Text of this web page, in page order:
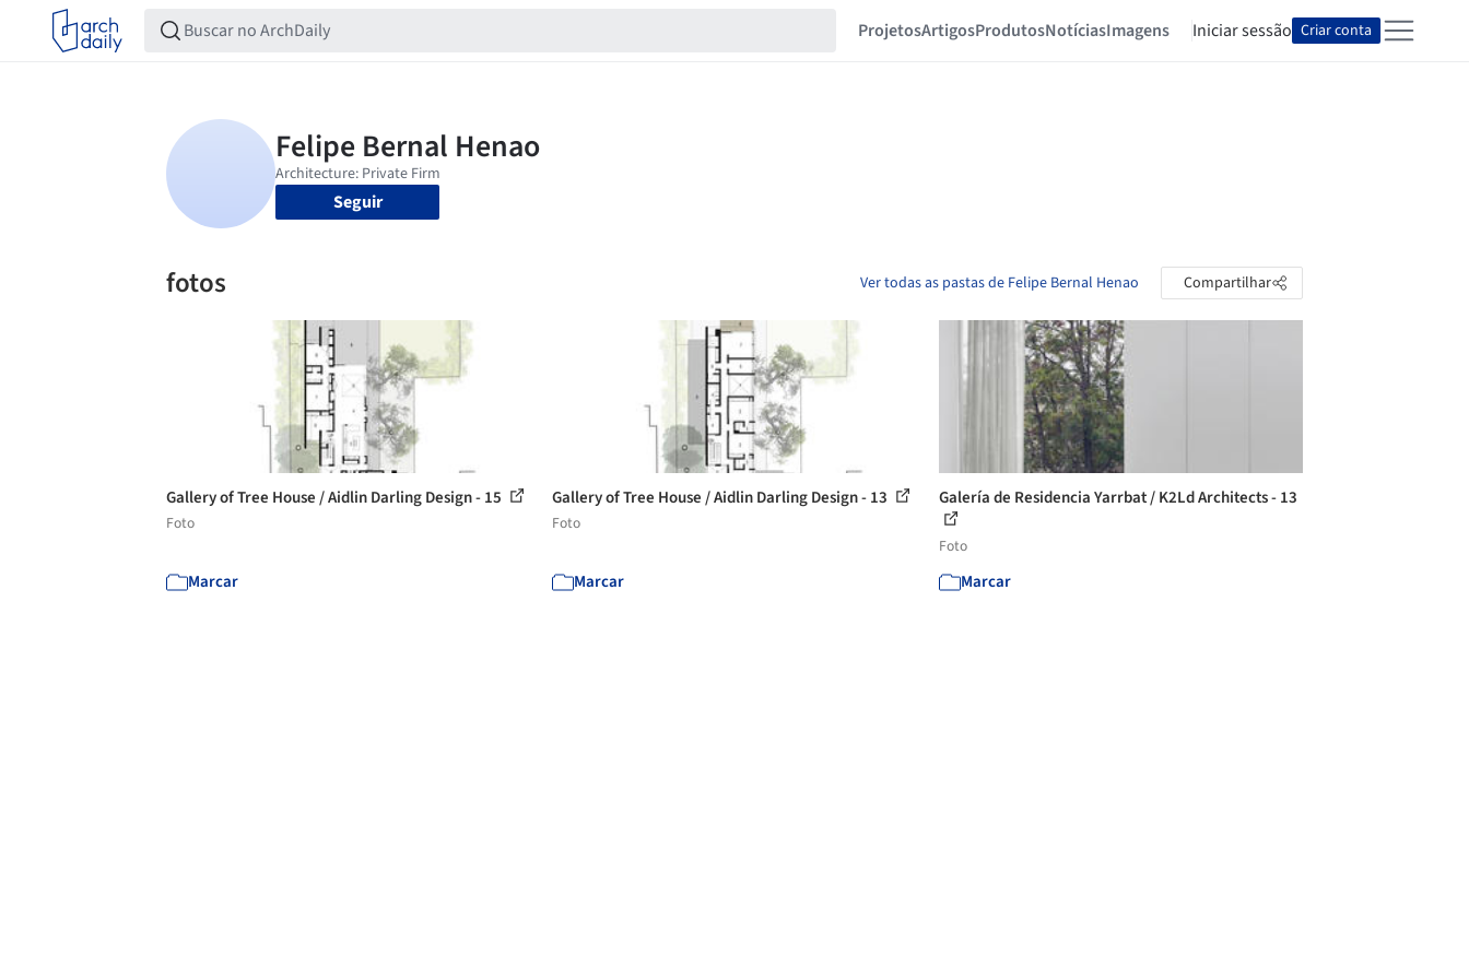
ProjetosArtigosProdutosNotíciasImagens Iniciar sessão Criar conta
Seguir
fotos Ver todas as pastas de Felipe Bernal Henao Compartilhar
Gallery of Tree House / Aidlin Darling Design - 15
Foto
Marcar
Gallery of Tree House / Aidlin Darling Design - 13
Foto
Marcar
Galería de Residencia Yarrbat / K2Ld Architects - 13
Foto
Marcar